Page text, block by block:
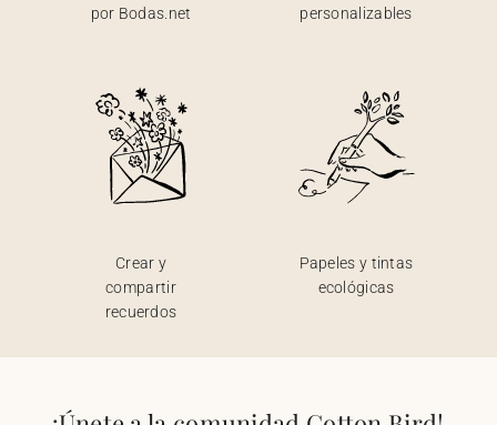
por Bodas.net
personalizables
Crear y
compartir
recuerdos
Papeles y tintas
ecológicas